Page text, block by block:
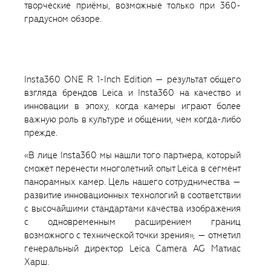
творческие приёмы, возможные только при 360-
градусном обзоре.
Insta360 ONE R 1-Inch Edition — результат общего
взгляда брендов Leica и Insta360 на качество и
инновации в эпоху, когда камеры играют более
важную роль в культуре и общении, чем когда-либо
прежде.
«В лице Insta360 мы нашли того партнера, который
сможет перенести многолетний опыт Leica в сегмент
панорамных камер. Цель нашего сотрудничества —
развитие инновационных технологий в соответствии
с высочайшими стандартами качества изображения
с одновременным расширением границ
возможного с технической точки зрения», — отметил
генеральный директор Leica Camera AG Матиас
Харш.